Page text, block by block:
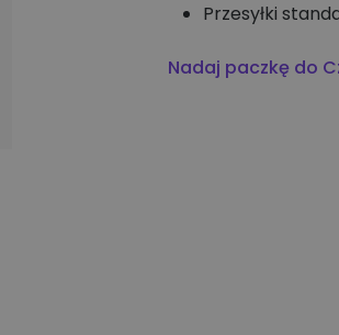
Przesyłki
Nadaj paczkę do